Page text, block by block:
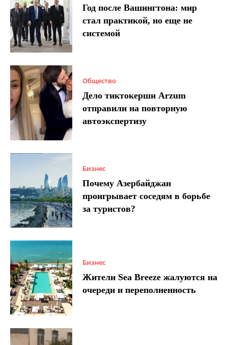
Год после Вашингтона: мир
стал практикой, но еще не
системой
Общество
Дело тиктокерши Arzum
отправили на повторную
автоэкспертизу
Бизнес
Почему Азербайджан
проигрывает соседям в борьбе
за туристов?
Бизнес
Жители Sea Breeze жалуются на
очереди и переполненность